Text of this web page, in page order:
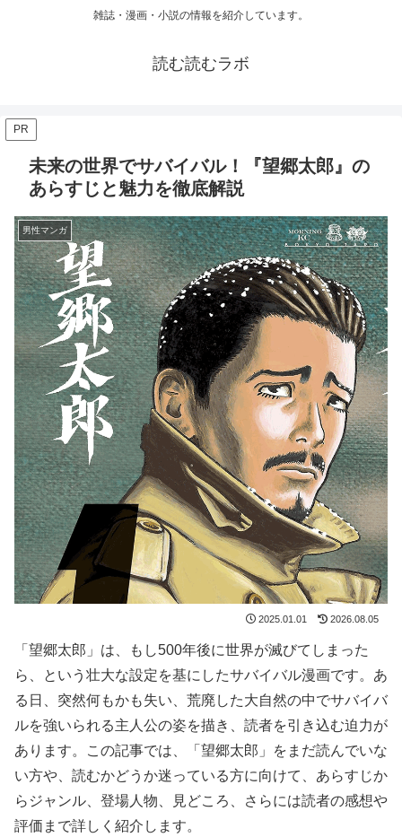
雑誌・漫画・小説の情報を紹介しています。
読む読むラボ
PR
未来の世界でサバイバル！『望郷太郎』の
あらすじと魅力を徹底解説
男性マンガ
2025.01.01 2026.08.05
「望郷太郎」は、もし500年後に世界が滅びてしまった
ら、という壮大な設定を基にしたサバイバル漫画です。あ
る日、突然何もかも失い、荒廃した大自然の中でサバイバ
ルを強いられる主人公の姿を描き、読者を引き込む迫力が
あります。この記事では、「望郷太郎」をまだ読んでいな
い方や、読むかどうか迷っている方に向けて、あらすじか
らジャンル、登場人物、見どころ、さらには読者の感想や
評価まで詳しく紹介します。